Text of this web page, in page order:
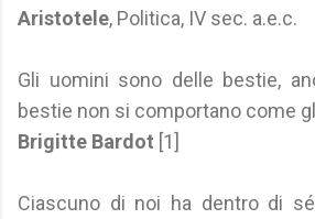
Aristotele, Politica, IV sec. a.e.c.
Gli uomini sono delle bestie,
bestie non si comportano come
Brigitte Bardot [1]
Ciascuno di noi ha dentro di